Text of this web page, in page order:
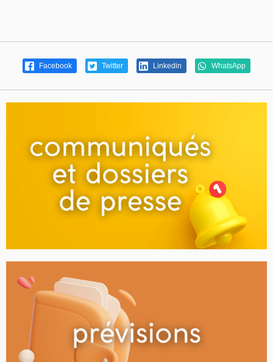
Facebook Twitter Linkedin WhatsApp